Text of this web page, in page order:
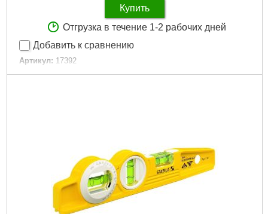
Купить
Отгрузка в течение 1-2 рабочих дней
Добавить к сравнению
Артикул: 17392
Код товара: 19.27.59